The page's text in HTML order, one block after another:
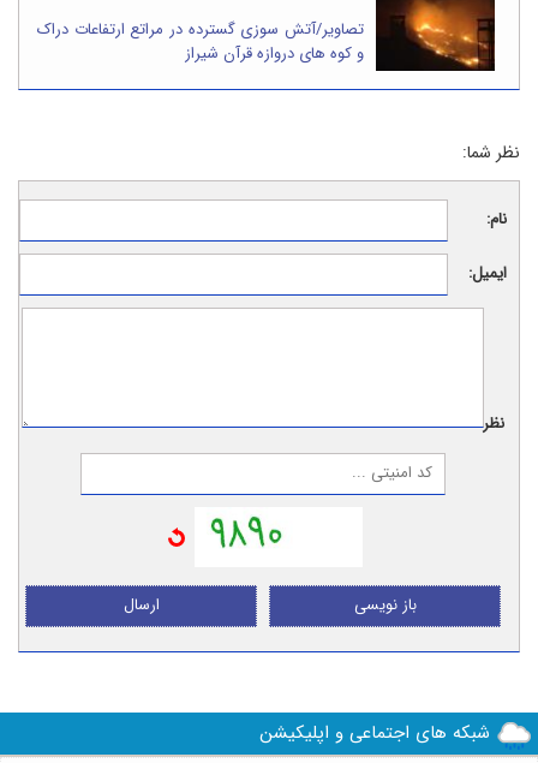
تصاویر/آتش سوزی گسترده در مراتع ارتفاعات دراک
و کوه های دروازه قرآن شیراز
نظر شما:
نام:
ایمیل:
نظر:
ارسال باز نویسی
شبکه های اجتماعی و اپلیکیشن